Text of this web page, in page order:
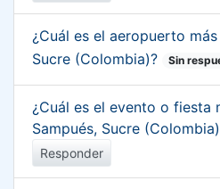
¿Cuál es el aeropuerto
Sucre (Colombia)?
Sin
¿Cuál es el evento o fiesta
Sampués, Sucre
Responder